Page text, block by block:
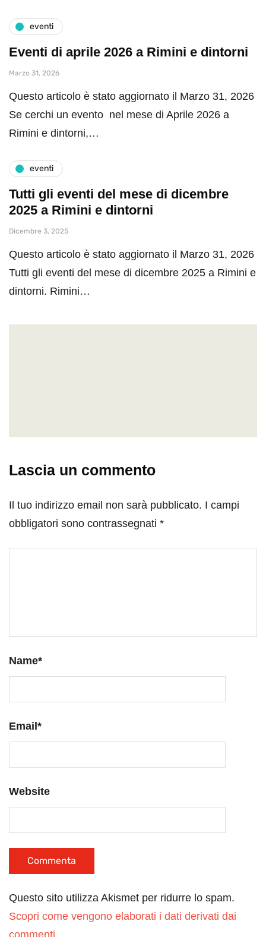
eventi
Eventi di aprile 2026 a Rimini e dintorni
Marzo 31, 2026
Questo articolo è stato aggiornato il Marzo 31, 2026
Se cerchi un evento nel mese di Aprile 2026 a
Rimini e dintorni,…
eventi
Tutti gli eventi del mese di dicembre
2025 a Rimini e dintorni
Dicembre 3, 2025
Questo articolo è stato aggiornato il Marzo 31, 2026
Tutti gli eventi del mese di dicembre 2025 a Rimini e
dintorni. Rimini…
Lascia un commento
Il tuo indirizzo email non sarà pubblicato. I campi
obbligatori sono contrassegnati *
Name*
Email*
Website
Questo sito utilizza Akismet per ridurre lo spam.
Scopri come vengono elaborati i dati derivati dai
commenti